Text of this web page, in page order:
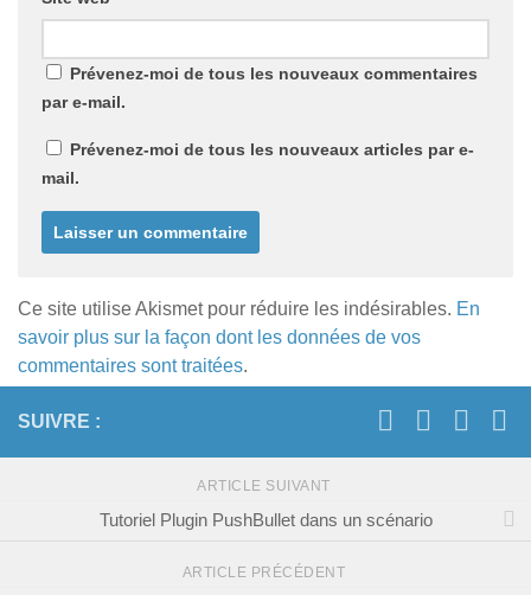
Prévenez-moi de tous les nouveaux commentaires
par e-mail.
Prévenez-moi de tous les nouveaux articles par e-
mail.
Ce site utilise Akismet pour réduire les indésirables. En
savoir plus sur la façon dont les données de vos
commentaires sont traitées.
SUIVRE :
ARTICLE SUIVANT
Tutoriel Plugin PushBullet dans un scénario
ARTICLE PRÉCÉDENT